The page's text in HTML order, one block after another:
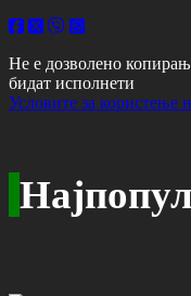
Не е дозволено
бидат исполнети
Условите за користење